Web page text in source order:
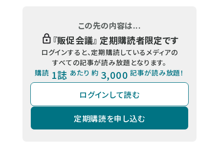
この先の内容は...
『販促会議』 定期購読者限定です
ログインすると、定期購読しているメディアの
すべての記事が読み放題となります。
購読 1誌 あたり 約 3,000 記事が読み放題！
ログインして読む
定期購読を申し込む